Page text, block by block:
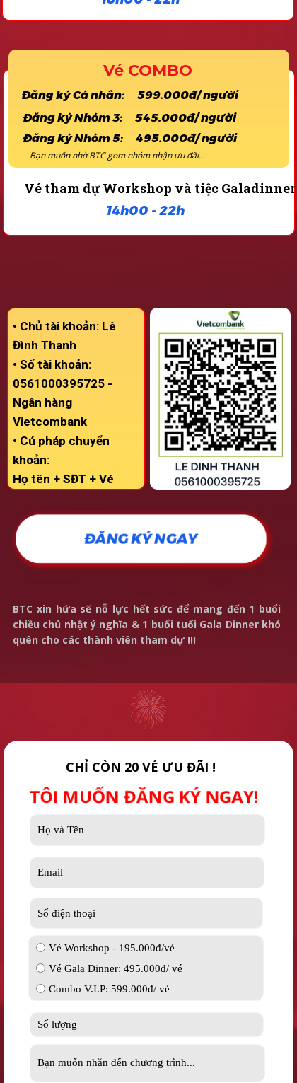
ĐĂNG KÝ NGAY
• Chủ tài khoản: Lê
Đình Thanh
• Số tài khoản:
0561000395725 -
Ngân hàng
Vietcombank
• Cú pháp chuyển
khoản:
Họ tên + SĐT + Vé
BTC xin hứa sẽ nỗ lực hết sức để mang đến 1 buổi
chiều chủ nhật ý nghĩa & 1 buổi tuối Gala Dinner khó
quên cho các thành viên tham dự !!!
Đăng ký Cá nhân: 599.000đ/ người
Vé tham dự Workshop và tiệc Galadinner
14h00 - 22h
Đăng ký Nhóm 3: 545.000đ/ người
Đăng ký Nhóm 5: 495.000đ/ người
Vé COMBO
Bạn muốn nhờ BTC gom nhóm nhận ưu đãi...
CHỈ CÒN 20 VÉ ƯU ĐÃI !
TÔI MUỐN ĐĂNG KÝ NGAY!
Vé Workshop - 195.000đ/vé
Vé Gala Dinner: 495.000đ/ vé
Combo V.I.P: 599.000đ/ vé